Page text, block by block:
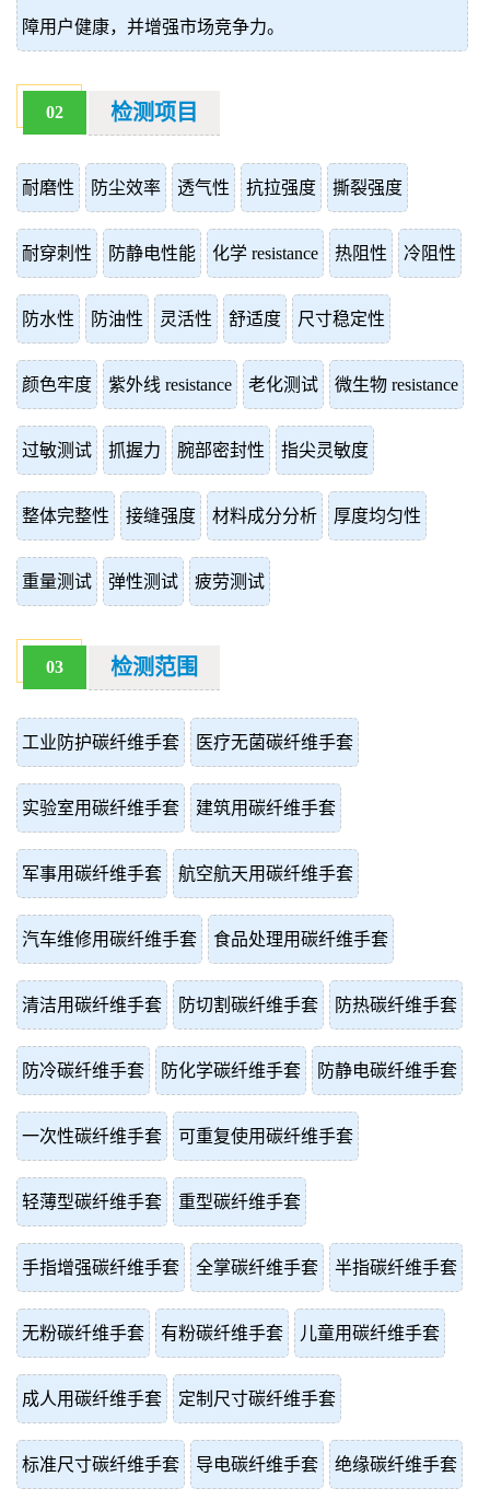
障用户健康，并增强市场竞争力。
02 检测项目
耐磨性 防尘效率 透气性 抗拉强度 撕裂强度
耐穿刺性 防静电性能 化学 resistance 热阻性 冷阻性
防水性 防油性 灵活性 舒适度 尺寸稳定性
颜色牢度 紫外线 resistance 老化测试 微生物 resistance
过敏测试 抓握力 腕部密封性 指尖灵敏度
整体完整性 接缝强度 材料成分分析 厚度均匀性
重量测试 弹性测试 疲劳测试
03 检测范围
工业防护碳纤维手套 医疗无菌碳纤维手套
实验室用碳纤维手套 建筑用碳纤维手套
军事用碳纤维手套 航空航天用碳纤维手套
汽车维修用碳纤维手套 食品处理用碳纤维手套
清洁用碳纤维手套 防切割碳纤维手套 防热碳纤维手套
防冷碳纤维手套 防化学碳纤维手套 防静电碳纤维手套
一次性碳纤维手套 可重复使用碳纤维手套
轻薄型碳纤维手套 重型碳纤维手套
手指增强碳纤维手套 全掌碳纤维手套 半指碳纤维手套
无粉碳纤维手套 有粉碳纤维手套 儿童用碳纤维手套
成人用碳纤维手套 定制尺寸碳纤维手套
标准尺寸碳纤维手套 导电碳纤维手套 绝缘碳纤维手套